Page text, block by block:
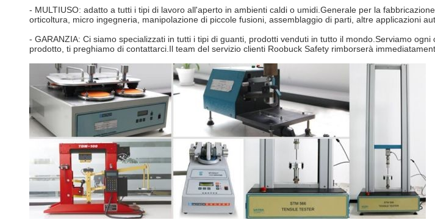
- MULTIUSO: adatto a tutti i tipi di lavoro all'aperto in ambienti caldi o umidi.Generale per la
orticoltura, micro ingegneria, manipolazione di piccole fusioni, assemblaggio di parti, altre applicazioni
- GARANZIA: Ci siamo specializzati in tutti i tipi di guanti, prodotti venduti in tutto il mondo.Serviamo
prodotto, ti preghiamo di contattarci.Il team del servizio clienti Roobuck Safety rimborserà